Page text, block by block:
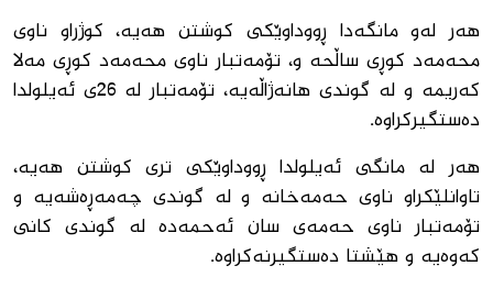
هەر لەو مانگەدا ڕووداوێكی كوشتن هەیە، كوژراو ناوی
محەمەد كوڕی ساڵحە و، تۆمەتبار ناوی محەمەد كوڕی مەلا
كەریمە و لە گوندی هانەژاڵەیە، تۆمەتبار لە 26ی ئەیلولدا
دەستگیركراوە.
هەر لە مانگی ئەیلولدا ڕووداوێكی تری كوشتن هەیە،
تاوانلێكراو ناوی حەمەخانە و لە گوندی چەمەڕەشەیە و
تۆمەتبار ناوی حەمەی سان ئەحمەدە لە گوندی كانی
كەوەیە و هێشتا دەستگیرنەكراوە.